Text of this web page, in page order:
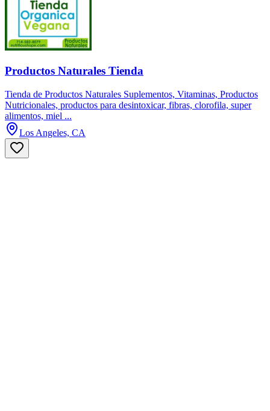
Productos Naturales Tienda
Tienda de Productos Naturales Suplementos, Vitaminas, Productos
Nutricionales, productos para desintoxicar, fibras, clorofila, super
alimentos, miel ...
Los Angeles, CA